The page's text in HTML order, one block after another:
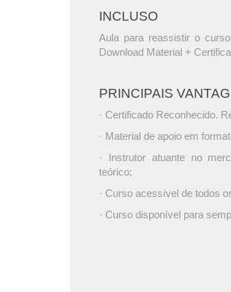
INCLUSO
Aula para reassistir o
Download Material +
PRINCIPAIS
· Certificado Reconhecido.
· Material de apoio em
· Instrutor atuante no
teórico;
· Curso acessível de todos
· Curso disponível para